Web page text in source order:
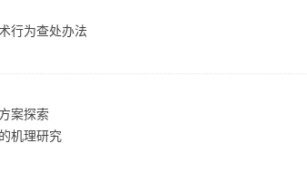
行为查处办法
案探索
机理研究